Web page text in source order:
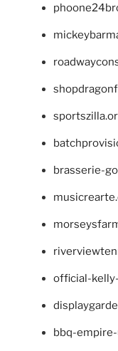
brasserie-
official-
bbq-